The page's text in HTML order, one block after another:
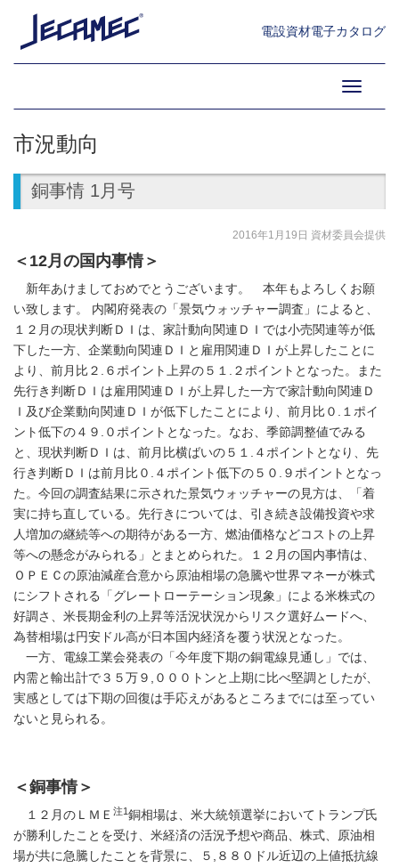
電設資材電子カタログ
Toggle
市況動向
銅事情 1月号
2016年1月19日 資材委員会提供
＜12月の国内事情＞
新年あけましておめでとうございます。 本年もよろしくお願
い致します。 内閣府発表の「景気ウォッチャー調査」によると、
１２月の現状判断ＤＩは、家計動向関連ＤＩでは小売関連等が低
下した一方、企業動向関連ＤＩと雇用関連ＤＩが上昇したことに
より、前月比２.６ポイント上昇の５１.２ポイントとなった。また
先行き判断ＤＩは雇用関連ＤＩが上昇した一方で家計動向関連Ｄ
Ｉ及び企業動向関連ＤＩが低下したことにより、前月比０.１ポイ
ント低下の４９.０ポイントとなった。なお、季節調整値でみる
と、現状判断ＤＩは、前月比横ばいの５１.４ポイントとなり、先
行き判断ＤＩは前月比０.４ポイント低下の５０.９ポイントとなっ
た。今回の調査結果に示された景気ウォッチャーの見方は、「着
実に持ち直している。先行きについては、引き続き設備投資や求
人増加の継続等への期待がある一方、燃油価格などコストの上昇
等への懸念がみられる」とまとめられた。１２月の国内事情は、
ＯＰＥＣの原油減産合意から原油相場の急騰や世界マネーが株式
にシフトされる「グレートローテーション現象」による米株式の
好調さ、米長期金利の上昇等活況状況からリスク選好ムードへ、
為替相場は円安ドル高が日本国内経済を覆う状況となった。
一方、電線工業会発表の「今年度下期の銅電線見通し」では、
内需と輸出計で３５万９,０００トンと上期に比べ堅調としたが、
実感としては下期の回復は手応えがあるところまでには至ってい
ないと見られる。
＜銅事情＞
１２月のＬＭＥ 注1銅相場は、米大統領選挙においてトランプ氏
が勝利したことを受け、米経済の活況予想や商品、株式、原油相
場が共に急騰したことを背景に、５,８８０ドル近辺の上値抵抗線